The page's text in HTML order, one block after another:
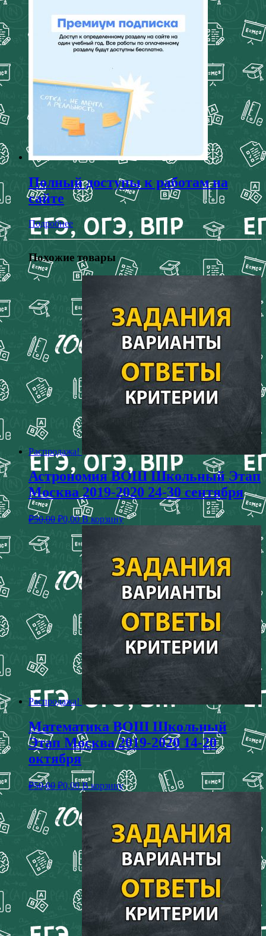
Полный доступы к работам на
сайте
Подробнее
Похожие товары
Распродажа!
Астрономия ВОШ Школьный Этап
Москва 2019-2020 24-30 сентября
₽50,00 ₽0,00 В корзину
Распродажа!
Математика ВОШ Школьный
Этап Москва 2019-2020 14-20
октября
₽50,00 ₽0,00 В корзину